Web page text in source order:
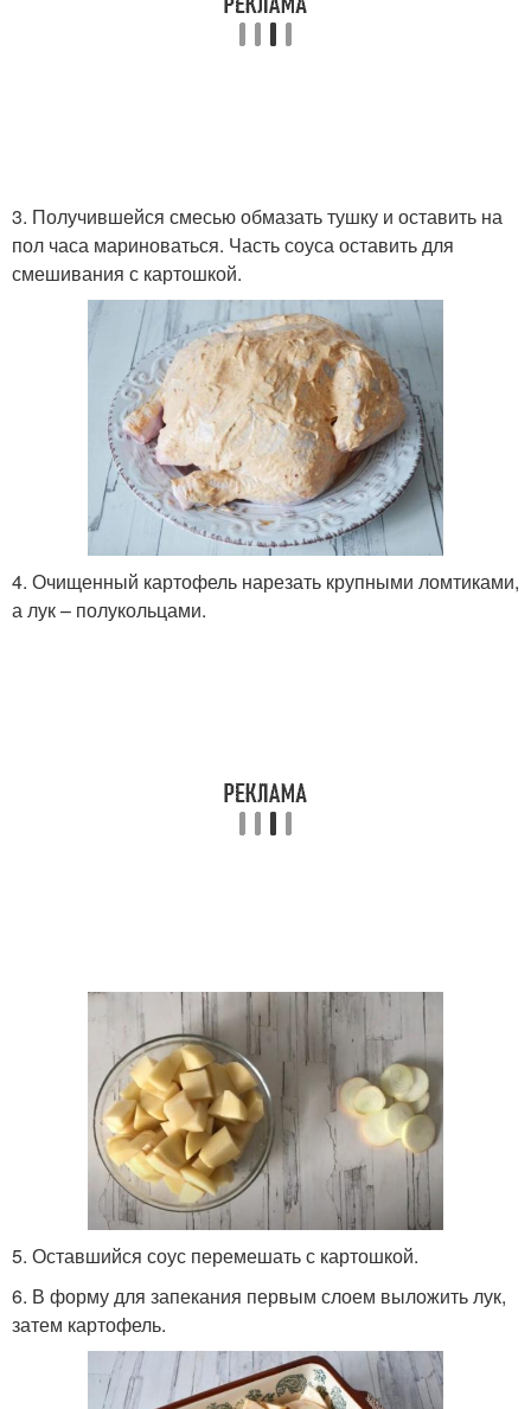
3. Получившейся смесью обмазать тушку и оставить на
пол часа мариноваться. Часть соуса оставить для
смешивания с картошкой.
4. Очищенный картофель нарезать крупными ломтиками,
а лук – полукольцами.
5. Оставшийся соус перемешать с картошкой.
6. В форму для запекания первым слоем выложить лук,
затем картофель.